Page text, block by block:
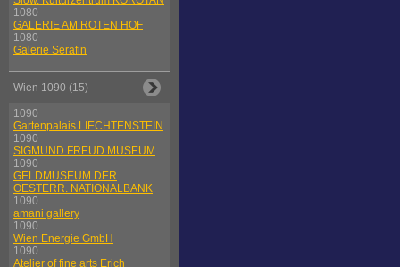
1080
GALERIE AM ROTEN HOF
1080
Galerie Serafin
Wien 1090 (15)
1090
Gartenpalais LIECHTENSTEIN
1090
SIGMUND FREUD MUSEUM
1090
GELDMUSEUM DER
OESTERR. NATIONALBANK
1090
amani gallery
1090
Wien Energie GmbH
1090
Atelier of fine arts Erich